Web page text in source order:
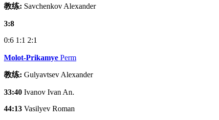
教练: Savchenkov Alexander
3:8
0:6 1:1 2:1
Molot-Prikamye Perm
教练: Gulyavtsev Alexander
33:40 Ivanov Ivan An.
44:13 Vasilyev Roman